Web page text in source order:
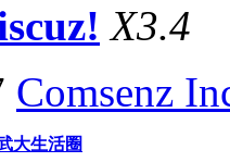
X3.4
Comsenz
大生活圈